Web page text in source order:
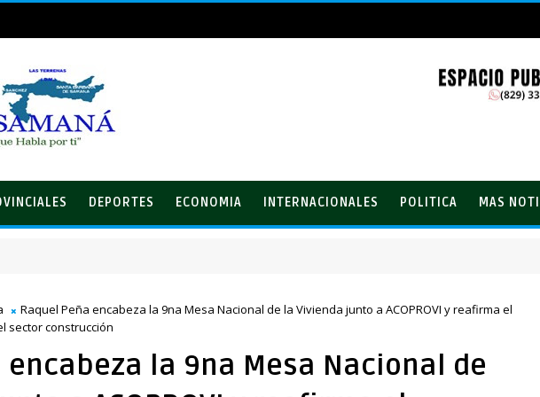
DEPORTES ECONOMIA INTERNACIONALES POLITICA MAS
Raquel Peña encabeza la 9na Mesa Nacional de la Vivienda junto a ACOPROVI y reafirma el
sector construcción
encabeza la 9na Mesa Nacional de